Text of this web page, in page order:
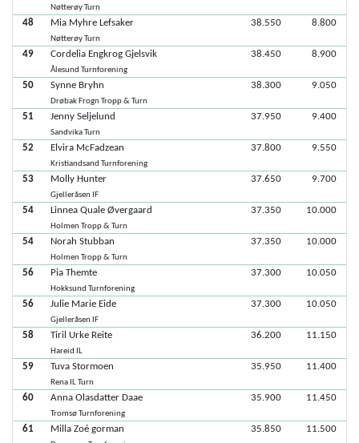
Nøtterøy Turn
48 Mia Myhre Lefsaker
Nøtterøy Turn
38.550 8.800
49 Cordelia Engkrog Gjelsvik
Ålesund Turnforening
38.450 8.900
50 Synne Bryhn
Drøbak Frogn Tropp & Turn
38.300 9.050
51 Jenny Seljelund
Sandvika Turn
37.950 9.400
52 Elvira McFadzean
Kristiandsand Turnforening
37.800 9.550
53 Molly Hunter
Gjelleråsen IF
37.650 9.700
54 Linnea Quale Øvergaard
Holmen Tropp & Turn
37.350 10.000
54 Norah Stubban
Holmen Tropp & Turn
37.350 10.000
56 Pia Themte
Hokksund Turnforening
37.300 10.050
56 Julie Marie Eide
Gjelleråsen IF
37.300 10.050
58 Tiril Urke Reite
Hareid IL
36.200 11.150
59 Tuva Stormoen
Rena IL Turn
35.950 11.400
60 Anna Olasdatter Daae
Tromsø Turnforening
35.900 11.450
61 Milla Zoé gorman 35.850 11.500